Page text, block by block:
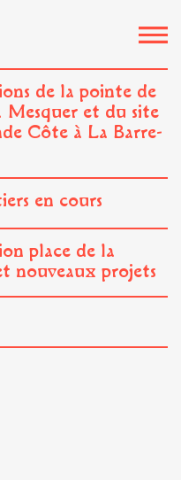
de la pointe de
Mesquer et du site
Côte à La Barre-
en cours
place de la
nouveaux projets